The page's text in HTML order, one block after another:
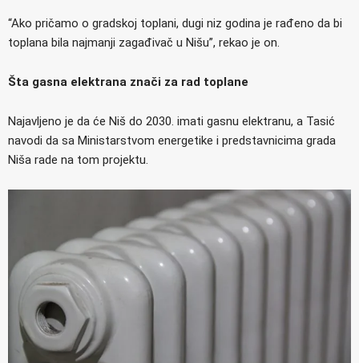
“Ako pričamo o gradskoj toplani, dugi niz godina je rađeno da bi
toplana bila najmanji zagađivač u Nišu”, rekao je on.
Šta gasna elektrana znači za rad toplane
Najavljeno je da će Niš do 2030. imati gasnu elektranu, a Tasić
navodi da sa Ministarstvom energetike i predstavnicima grada
Niša rade na tom projektu.